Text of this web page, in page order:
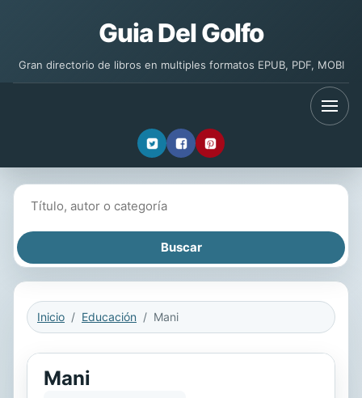
Guia Del Golfo
Gran directorio de libros en multiples formatos EPUB, PDF, MOBI
Inicio Educación Mani
Mani